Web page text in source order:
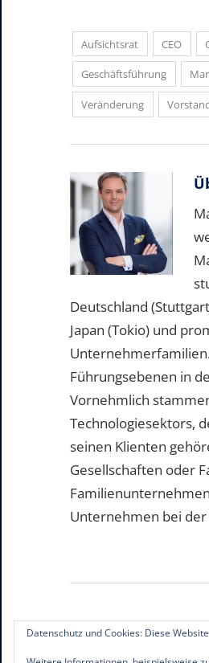
Aufsichtsrat CEO
Geschäftsführung
Veränderung
Deutschland
Japan (Tokio) und
Führungsebenen in
Vornehmlich
Technologiesektors,
seinen Klienten
Gesellschaften oder
Unternehmen bei
© 2019-2026
Datenschutz und Cookies: Diese